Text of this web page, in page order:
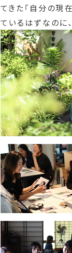
てきた「自分の現
ているはずなのに